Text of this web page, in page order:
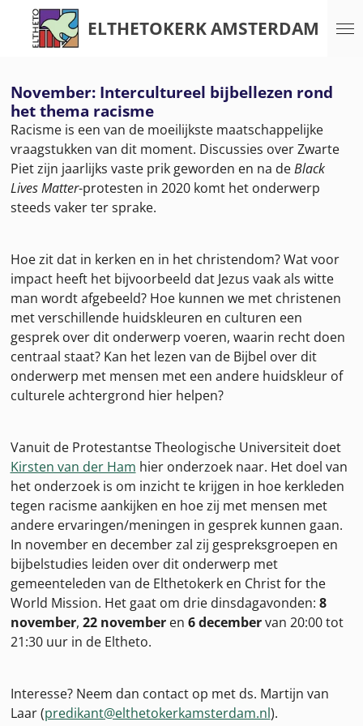
direct
hoofdinhoud
ELTHETOKERK AMSTERDAM
November: Intercultureel bijbellezen rond
het thema racisme
Racisme is een van de moeilijkste maatschappelijke
vraagstukken van dit moment. Discussies over Zwarte
Piet zijn jaarlijks vaste prik geworden en na deBlack
Lives Matter-protesten in 2020 komt het onderwerp
steeds vaker ter sprake.
Hoe zit dat in kerken en in het christendom? Wat voor
impact heeft het bijvoorbeeld dat Jezus vaak als witte
man wordt afgebeeld? Hoe kunnen we met christenen
met verschillende huidskleuren en culturen een
gesprek over dit onderwerp voeren, waarin recht doen
centraal staat? Kan het lezen van de Bijbel over dit
onderwerp met mensen met een andere huidskleur of
culturele achtergrond hier helpen?
Vanuit de Protestantse Theologische Universiteit doet
Kirsten van der Ham hier onderzoek naar. Het doel van
het onderzoek is om inzicht te krijgen in hoe kerkleden
tegen racisme aankijken en hoe zij met mensen met
andere ervaringen/meningen in gesprek kunnen gaan.
In november en december zal zij gespreksgroepen en
bijbelstudies leiden over dit onderwerp met
gemeenteleden van de Elthetokerk en Christ for the
World Mission. Het gaat om drie dinsdagavonden: 8
november, 22 novemberen 6 decembervan 20:00 tot
21:30 uur in de Eltheto.
Interesse? Neem dan contact op met ds. Martijn van
Laar (predikant@elthetokerkamsterdam.nl).